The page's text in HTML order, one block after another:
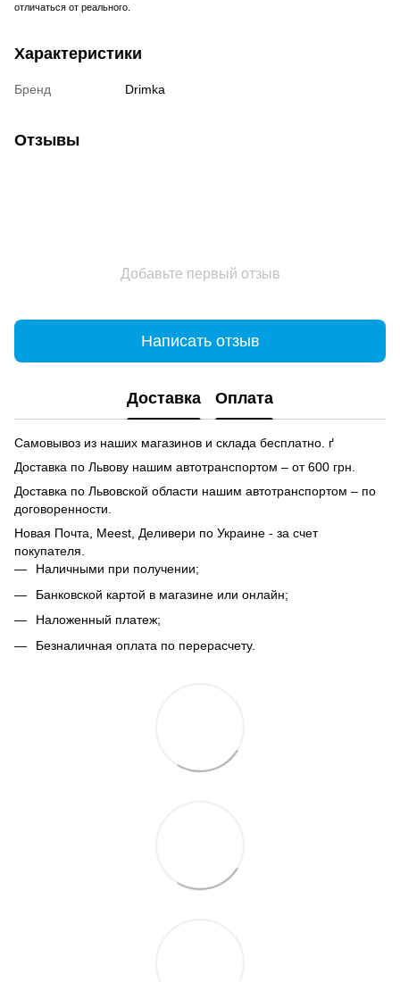
отличаться от реального.
Характеристики
Бренд Drimka
Отзывы
Добавьте первый отзыв
Написать отзыв
Доставка Оплата
Самовывоз из наших магазинов и склада бесплатно. ґ
Доставка по Львову нашим автотранспортом – от 600 грн.
Доставка по Львовской области нашим автотранспортом – по
договоренности.
Новая Почта, Meest, Деливери по Украине - за счет
покупателя.
Наличными при получении;
Банковской картой в магазине или онлайн;
Наложенный платеж;
Безналичная оплата по перерасчету.